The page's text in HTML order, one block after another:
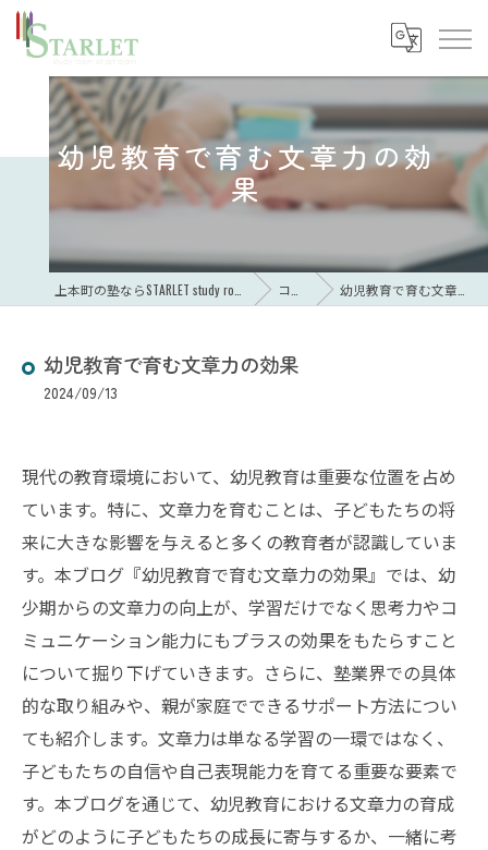
幼児教育で育む文章力の効
果
コラム 幼児教育で育む文章力の効果
幼児教育で育む文章力の効果
2024/09/13
現代の教育環境において、幼児教育は重要な位置を占め
ています。特に、文章力を育むことは、子どもたちの将
来に大きな影響を与えると多くの教育者が認識していま
す。本ブログ『幼児教育で育む文章力の効果』では、幼
少期からの文章力の向上が、学習だけでなく思考力やコ
ミュニケーション能力にもプラスの効果をもたらすこと
について掘り下げていきます。さらに、塾業界での具体
的な取り組みや、親が家庭でできるサポート方法につい
ても紹介します。文章力は単なる学習の一環ではなく、
子どもたちの自信や自己表現能力を育てる重要な要素で
す。本ブログを通じて、幼児教育における文章力の育成
がどのように子どもたちの成長に寄与するか、一緒に考